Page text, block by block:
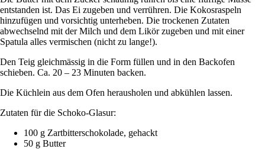
entstanden ist. Das Ei zugeben und verrühren. Die Kokosraspeln
hinzufügen und vorsichtig unterheben. Die trockenen Zutaten
abwechselnd mit der Milch und dem Likör zugeben und mit einer
Spatula alles vermischen (nicht zu lange!).
Den Teig gleichmässig in die Form füllen und in den Backofen
schieben. Ca. 20 – 23 Minuten backen.
Die Küchlein aus dem Ofen herausholen und abkühlen lassen.
Zutaten für die Schoko-Glasur:
100 g Zartbitterschokolade, gehackt
50 g Butter